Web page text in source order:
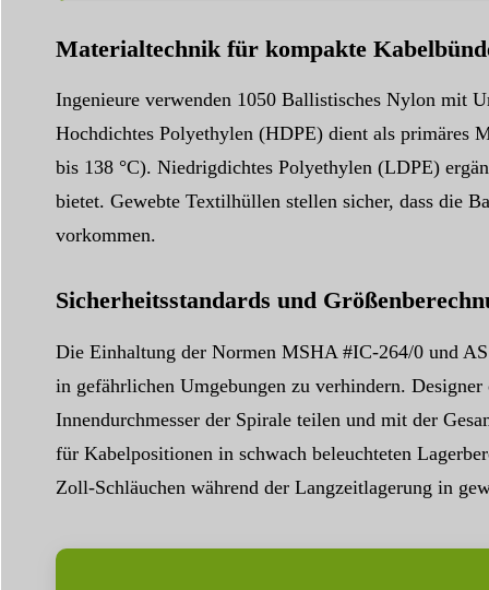
Materialtechnik für kompakte
Ingenieure verwenden 1050 Ballistisches Nylon mit
Hochdichtes Polyethylen (HDPE) dient als primäres
bis 138 °C). Niedrigdichtes Polyethylen (LDPE)
bietet. Gewebte Textilhüllen stellen sicher, dass die
vorkommen.
Sicherheitsstandards und
Die Einhaltung der Normen MSHA #IC-264/0 und
in gefährlichen Umgebungen zu verhindern.
Innendurchmesser der Spirale teilen und mit der
für Kabelpositionen in schwach beleuchteten
Zoll-Schläuchen während der Langzeitlagerung in